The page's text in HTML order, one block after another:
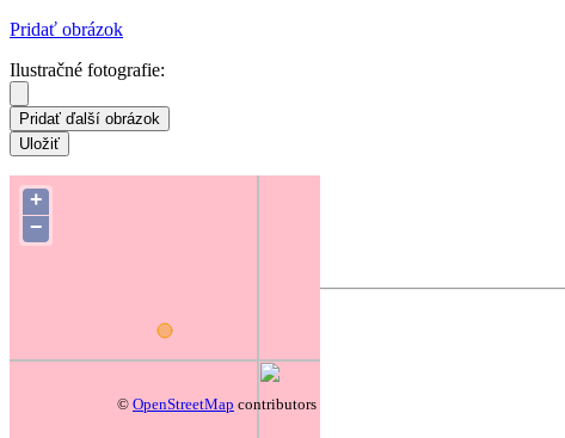
Pridať obrázok
Ilustračné fotografie:
+
−
© OpenStreetMap contributors
Súradnice hniezda:
Zmeniť polohu na mape
Prezývka